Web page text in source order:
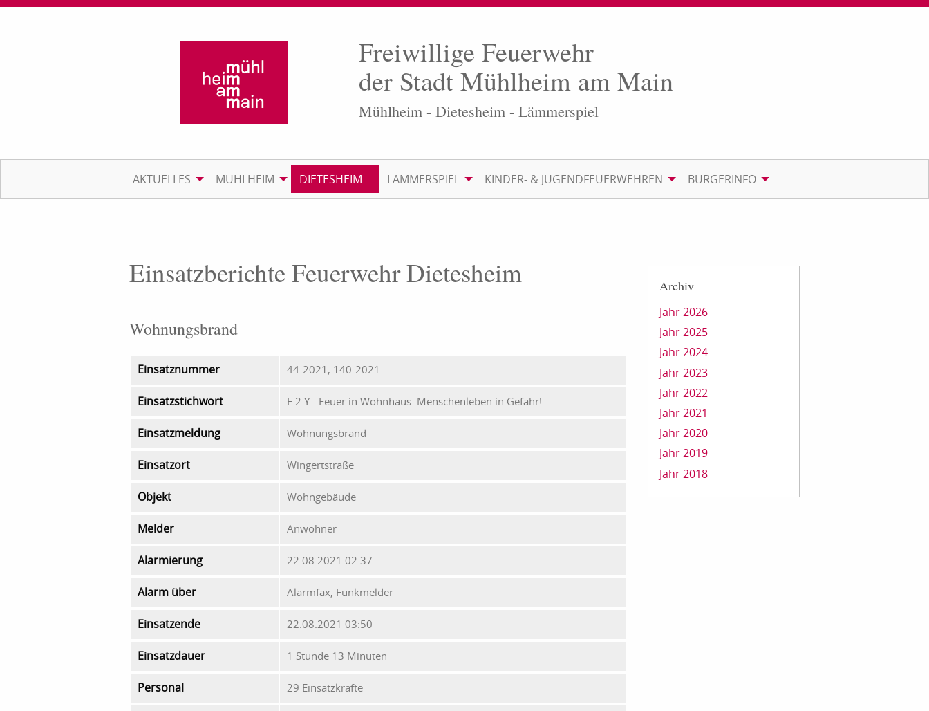
Freiwillige Feuerwehr
der Stadt Mühlheim am Main
Mühlheim - Dietesheim - Lämmerspiel
AKTUELLES MÜHLHEIM DIETESHEIM LÄMMERSPIEL KINDER- & JUGENDFEUERWEHREN BÜRGERINFO
Einsatzberichte Feuerwehr Dietesheim
Wohnungsbrand
Einsatznummer 44-2021, 140-2021
Einsatzstichwort F 2 Y - Feuer in Wohnhaus. Menschenleben in Gefahr!
Einsatzmeldung Wohnungsbrand
Einsatzort Wingertstraße
Objekt Wohngebäude
Melder Anwohner
Alarmierung 22.08.2021 02:37
Alarm über Alarmfax, Funkmelder
Einsatzende 22.08.2021 03:50
Einsatzdauer 1 Stunde 13 Minuten
Personal 29 Einsatzkräfte
Archiv
Jahr 2026
Jahr 2025
Jahr 2024
Jahr 2023
Jahr 2022
Jahr 2021
Jahr 2020
Jahr 2019
Jahr 2018